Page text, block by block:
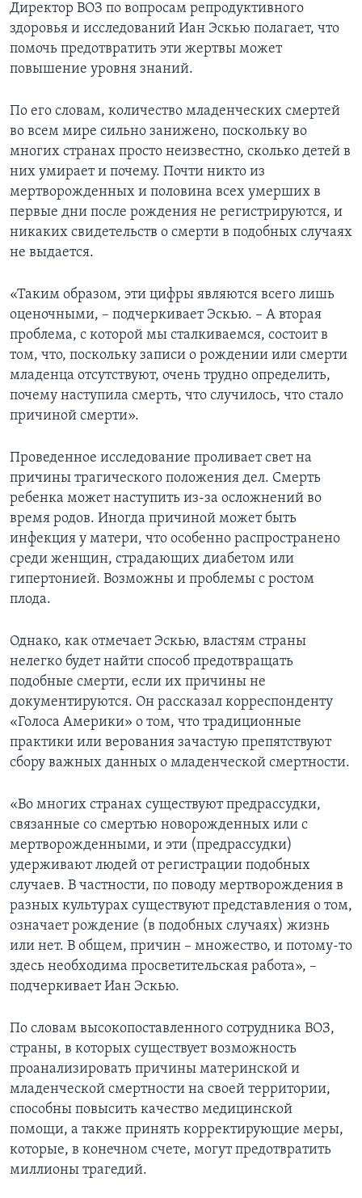
Директор ВОЗ по вопросам репродуктивного
здоровья и исследований Иaн Эскью полагает, что
помочь предотвратить эти жертвы может
повышение уровня знаний.
По его словам, количество младенческих смертей
во всем мире сильно занижено, поскольку во
многих странах просто неизвестно, сколько детей в
них умирает и почему. Почти никто из
мертворожденных и половина всех умерших в
первые дни после рождения не регистрируются, и
никаких свидетельств о смерти в подобных случаях
не выдается.
«Таким образом, эти цифры являются всего лишь
оценочными, – подчеркивает Эскью. – А вторая
проблема, с которой мы сталкиваемся, состоит в
том, что, поскольку записи о рождении или смерти
младенца отсутствуют, очень трудно определить,
почему наступила смерть, что случилось, что стало
причиной смерти».
Проведенное исследование проливает свет на
причины трагического положения дел. Смерть
ребенка может наступить из-за осложнений во
время родов. Иногда причиной может быть
инфекция у матери, что особенно распространено
среди женщин, страдающих диабетом или
гипертонией. Возможны и проблемы с ростом
плода.
Однако, как отмечает Эскью, властям страны
нелегко будет найти способ предотвращать
подобные смерти, если их причины не
документируются. Он рассказал корреспонденту
«Голоса Америки» о том, что традиционные
практики или верования зачастую препятствуют
сбору важных данных о младенческой смертности.
«Во многих странах существуют предрассудки,
связанные со смертью новорожденных или с
мертворожденными, и эти (предрассудки)
удерживают людей от регистрации подобных
случаев. В частности, по поводу мертворождения в
разных культурах существуют представления о том,
означает рождение (в подобных случаях) жизнь
или нет. В общем, причин – множество, и потому-то
здесь необходима просветительская работа», –
подчеркивает Иан Эскью.
По словам высокопоставленного сотрудника ВОЗ,
страны, в которых существует возможность
проанализировать причины материнской и
младенческой смертности на своей территории,
способны повысить качество медицинской
помощи, а также принять корректирующие меры,
которые, в конечном счете, могут предотвратить
миллионы трагедий.